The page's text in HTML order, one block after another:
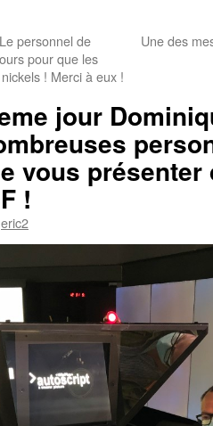
personnel de
pour que les
! Merci à eux !
Une des
jour
vous
!
eric2